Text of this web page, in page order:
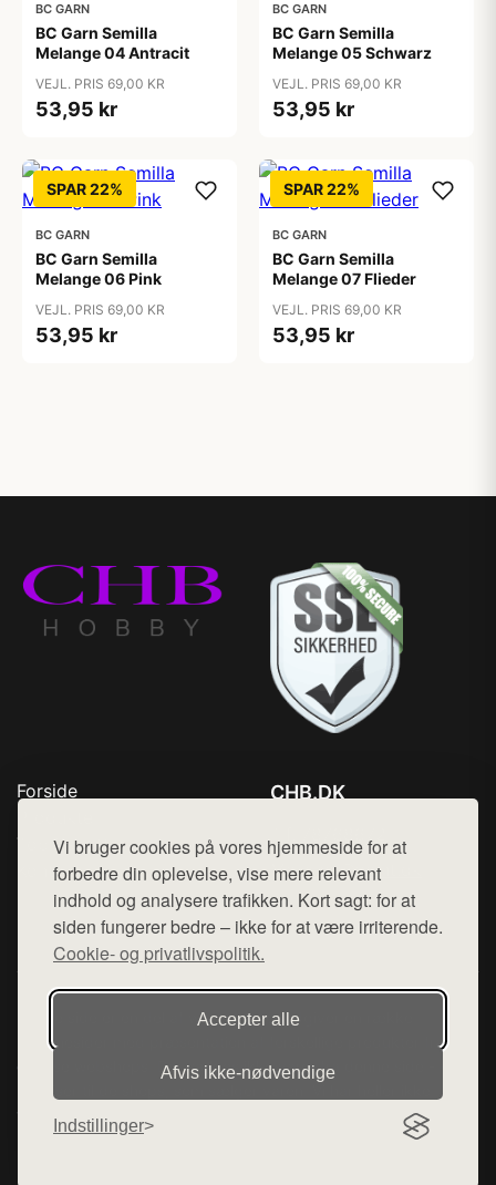
Vi bruger cookies på vores hjemmeside for at
forbedre din oplevelse, vise mere relevant
indhold og analysere trafikken. Kort sagt: for at
siden fungerer bedre – ikke for at være irriterende.
Cookie- og privatlivspolitik.
Accepter alle
Afvis ikke‑nødvendige
Indstillinger
BC GARN
BC Garn Semilla
Melange 04 Antracit
VEJL. PRIS 69,00 KR
53,95 kr
BC GARN
BC Garn Semilla
Melange 05 Schwarz
VEJL. PRIS 69,00 KR
53,95 kr
SPAR 22%
BC GARN
BC Garn Semilla
Melange 06 Pink
VEJL. PRIS 69,00 KR
53,95 kr
SPAR 22%
BC GARN
BC Garn Semilla
Melange 07 Flieder
VEJL. PRIS 69,00 KR
53,95 kr
Forside
Top Rabatter
Kontakt
CHB.DK
Mail: hej@want.dk
Cookie- og privatlivspolitik
Denne side er en del af want.dk, der udgiver en række
hjemmesider med præsentation af forskellige produkter fra
diverse webshops. Der sælges ikke varer fra denne side - vi
henviser til de shops, som sælger varen. Vi har heller ikke
varerne på lager.